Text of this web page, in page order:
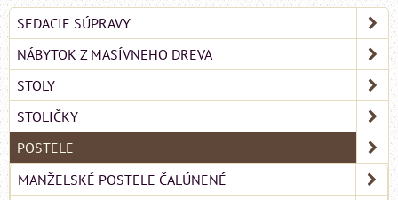
SEDACIE SÚPRAVY
NÁBYTOK Z MASÍVNEHO DREVA
STOLY
STOLIČKY
POSTELE
MANŽELSKÉ POSTELE ČALÚNENÉ